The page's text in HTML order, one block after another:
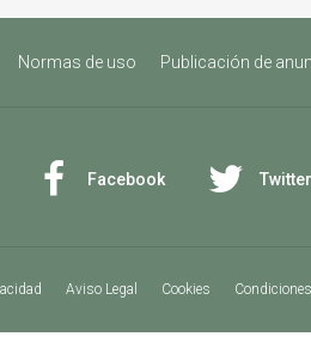
Normas de uso Publicación de
Facebook Twitter
Aviso Legal Cookies